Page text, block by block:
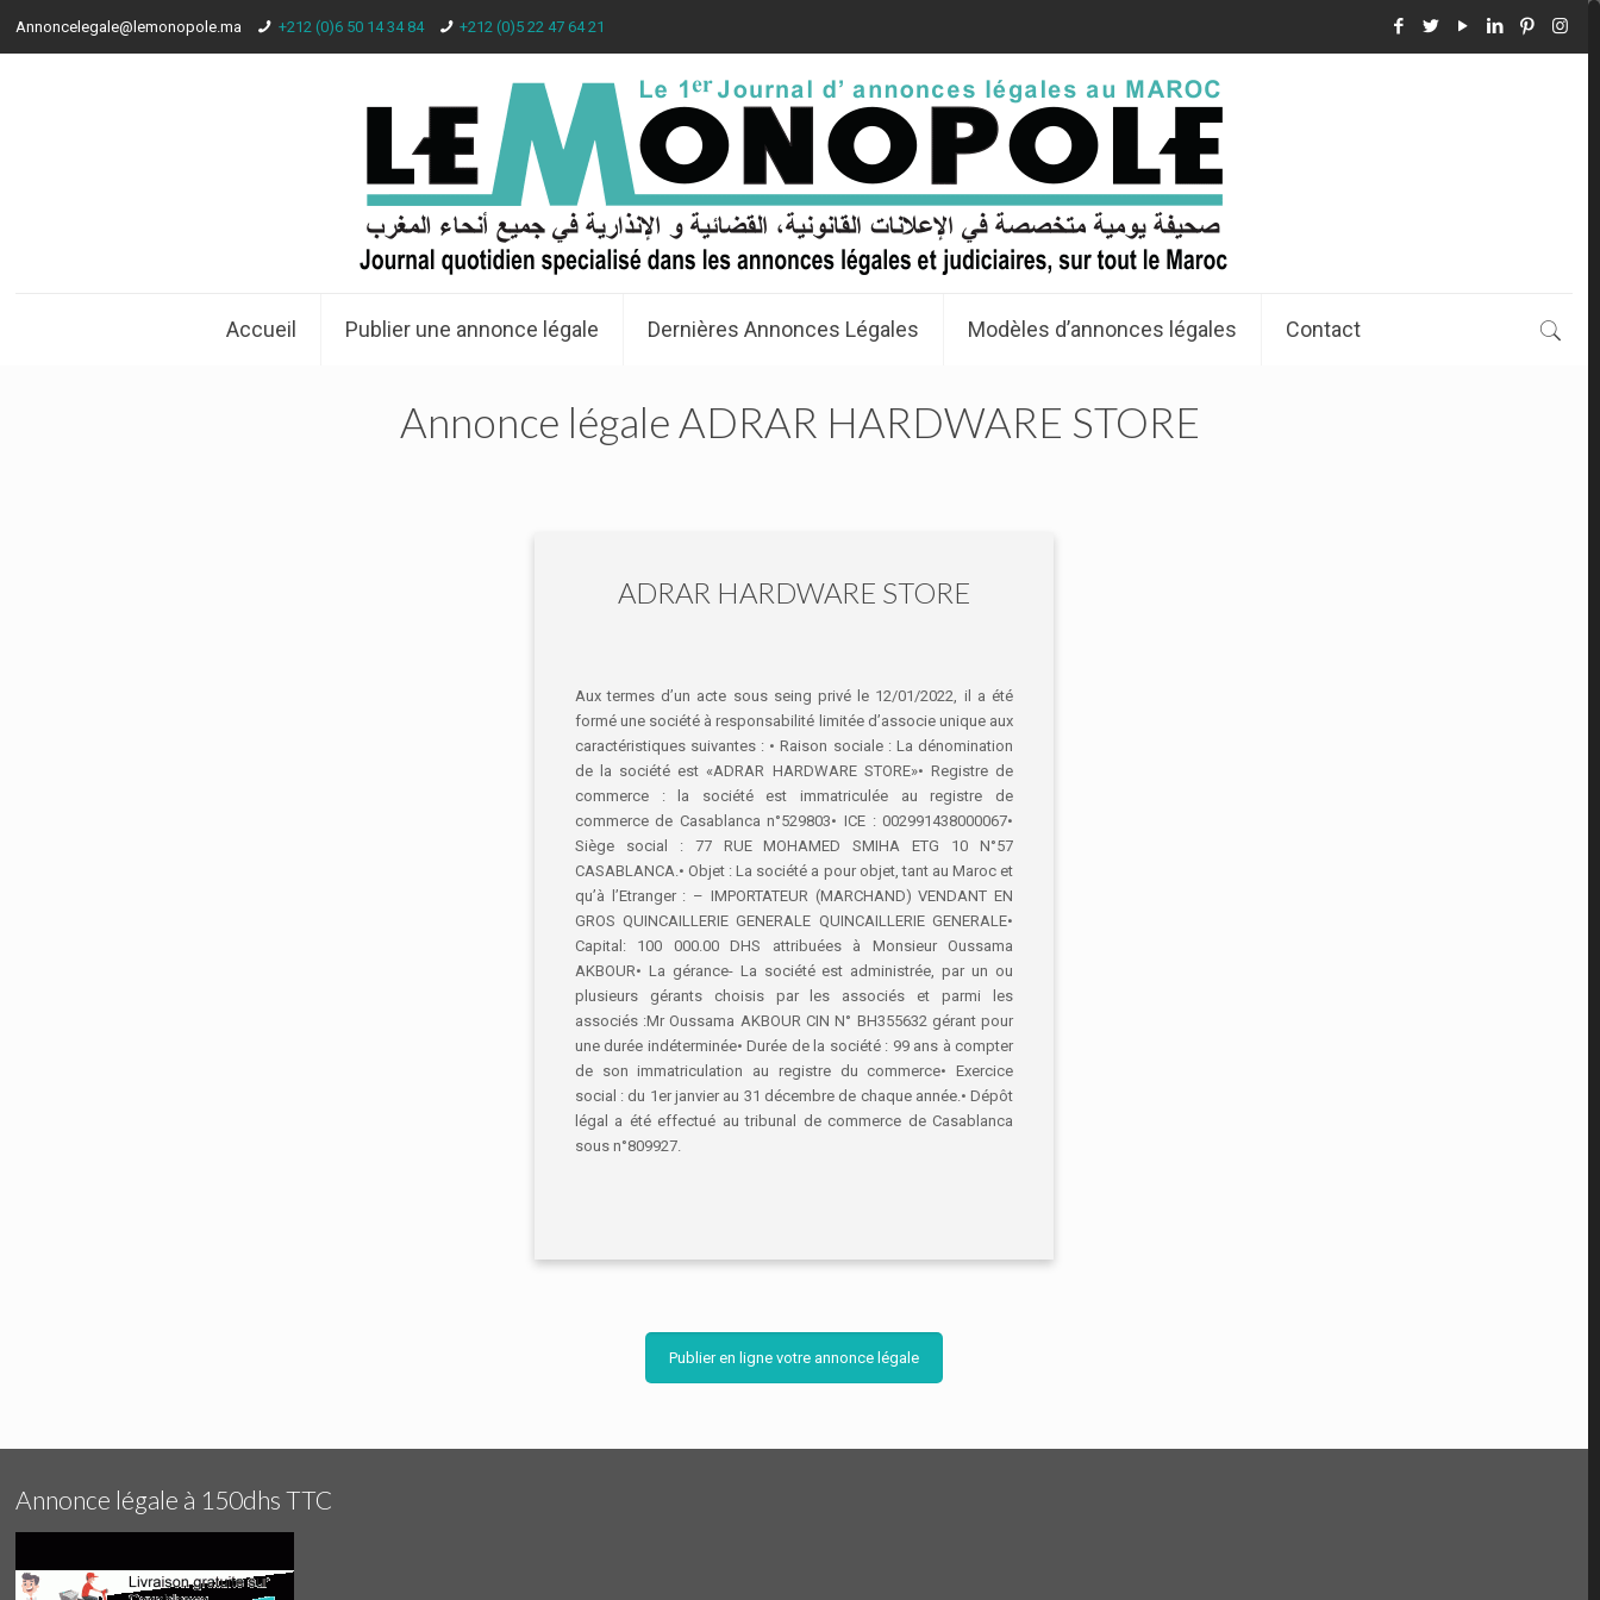
Annoncelegale@lemonopole.ma +212 (0)6 50 14 34 84 +212 (0)5 22 47 64 21
Accueil Publier une annonce légale Dernières Annonces Légales Modèles d’annonces légales Contact
Annonce légale ADRAR HARDWARE STORE
ADRAR HARDWARE STORE
Aux termes d’un acte sous seing privé le 12/01/2022, il a été
formé une société à responsabilité limitée d’associe unique aux
caractéristiques suivantes : • Raison sociale : La dénomination
de la société est «ADRAR HARDWARE STORE»• Registre de
commerce : la société est immatriculée au registre de
commerce de Casablanca n°529803• ICE : 002991438000067•
Siège social : 77 RUE MOHAMED SMIHA ETG 10 N°57
CASABLANCA.• Objet : La société a pour objet, tant au Maroc et
qu’à l’Etranger : – IMPORTATEUR (MARCHAND) VENDANT EN
GROS QUINCAILLERIE GENERALE QUINCAILLERIE GENERALE•
Capital: 100 000.00 DHS attribuées à Monsieur Oussama
AKBOUR• La gérance- La société est administrée, par un ou
plusieurs gérants choisis par les associés et parmi les
associés :Mr Oussama AKBOUR CIN N° BH355632 gérant pour
une durée indéterminée• Durée de la société : 99 ans à compter
de son immatriculation au registre du commerce• Exercice
social : du 1er janvier au 31 décembre de chaque année.• Dépôt
légal a été effectué au tribunal de commerce de Casablanca
sous n°809927.
Publier en ligne votre annonce légale
Annonce légale à 150dhs TTC